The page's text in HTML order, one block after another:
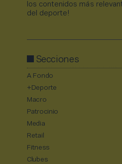
los contenidos más
del deporte!
Secciones
A Fondo
+Deporte
Macro
Patrocinio
Media
Retail
Fitness
Clubes